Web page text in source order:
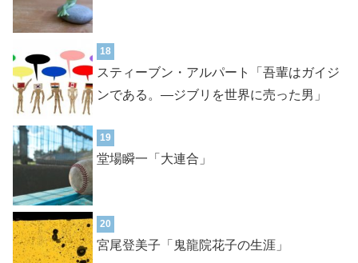
18
スティーブン・アルパート「吾輩はガイジ
ンである。―ジブリを世界に売った男」
19
堂場瞬一「大連合」
20
宮尾登美子「鬼龍院花子の生涯」